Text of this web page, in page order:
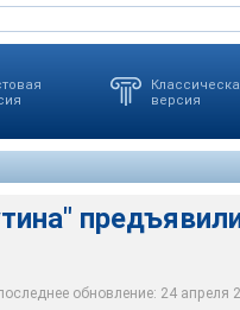
версия
обновление: 24 апреля
крымского
Победы" Елене Одновол
на контрольном